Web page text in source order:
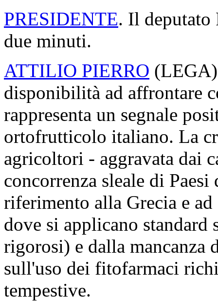
PRESIDENTE. Il deputato
due minuti.
ATTILIO PIERRO (LEGA
disponibilità ad affrontare
rappresenta un segnale
ortofrutticolo italiano. La
agricoltori - aggravata dai
concorrenza sleale di
riferimento alla Grecia e
dove si applicano
rigorosi) e dalla mancanza
sull'uso dei fitofarmaci
tempestive.